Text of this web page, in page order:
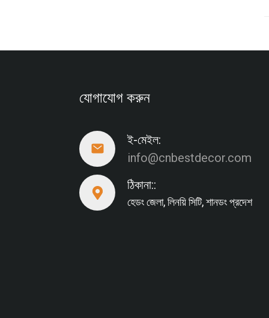
যোগাযোগ করুন
ই-মেইল:
info@cnbestdecor.com
ঠিকানা::
হেডং জেলা, লিনয়ি সিটি, শানডং প্রদেশ